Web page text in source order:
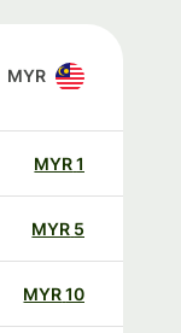
MYR
MYR
MYR
MYR